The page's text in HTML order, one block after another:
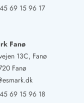
69 15 96 17
Fanø
13C, Fanø
Fanø
69 15 96 18